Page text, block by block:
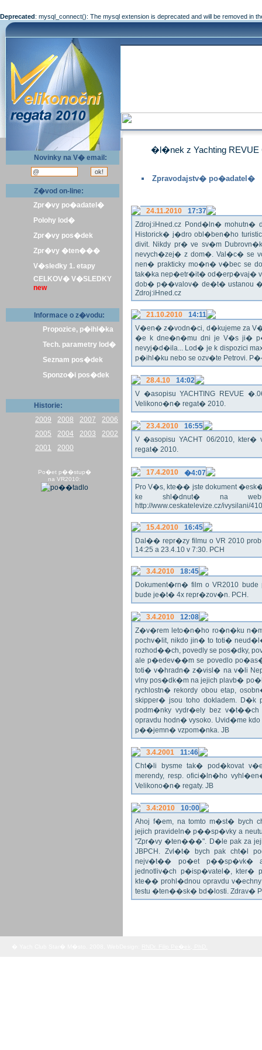
Deprecated: mysql_connect(): The mysql extension is deprecated and will be removed in
Novinky na V� email:
Z�vod on-line:
Zpr�vy po�adatel�
Polohy lod�
Zpr�vy pos�dek
Zpr�vy �ten���
V�sledky 1. etapy
CELKOV� V�SLEDKY
new
Informace o z�vodu:
Propozice, p�ihl�ka
Tech. parametry lod�
Seznam pos�dek
Sponzo�i pos�dek
Historie:
2009
2008 2007
2006
2005
2004 2003
2002
2001
2000
Po�et p��stup�
na VR2010:
�l�nek z Yachting REVUE
Zpravodajstv� po�adatel�
24.11.2010
17:37
Zdroj:iHned.cz Pond�ln�
Historick� j�dro obl�ben�ho
divit. Nikdy pr� ve sv�m
nevych�zej� z dom�. Val�c� se
nen� prakticky mo�n� v�bec se
tak�ka nep�etr�it� od�erp�vaj�
dob� p��valov� de�t� ustanou
Zdroj:iHned.cz
21.10.2010
14:11
V�en� z�vodn�ci, d�kujeme za V�
�e k dne�n�mu dni je V�s ji�
nevyj�d�ila... Lod� je k dispozici
p�ihl�ku nebo se ozv�te Petrovi.
28.4.10
14:02
V �asopisu YACHTING REVUE
Velikono�n� regat� 2010.
23.4.2010
16:55
V �asopisu YACHT 06/2010,
regat� 2010.
17.4.2010
�4:07
Pro V�s, kte�� jste dokument
ke shl�dnut� na
http://www.ceskatelevize.cz/ivysilani/
15.4.2010
16:45
Dal�� repr�zy filmu o VR 2010
14:25 a 23.4.10 v 7:30. PCH
3.4.2010
18:45
Dokument�rn� film o VR2010
bude je�t� 4x repr�zov�n. PCH.
3.4.2010
12:08
Z�v�rem leto�n�ho ro�n�ku
pochv�lit, nikdo jin� to toti�
rozhod��ch, povedly se pos�dky,
ale p�edev��m se povedlo
toti� v�hradn� z�visl� na v�li
vlny pos�dk�m na jejich plavb�
rychlostn� rekordy obou etap,
skipper� jsou toho dokladem.
podm�nky vydr�ely bez v�t��ch
opravdu hodn� vysoko. Uvid�me
p��jemn� vzpom�nka. JB
3.4.2001
11:46
Cht�li bysme tak� pod�kovat
merendy, resp. ofici�ln�ho
Velikono�n� regaty. JB
3.4:2010
10:00
Ahoj f�em, na tomto m�st� bych
jejich pravideln� p��sp�vky a
"Zpr�vy �ten���". D�le pak za
JBPCH. Zvl�t� bych pak cht�l
nejv�t�� po�et p��sp�vk�
jednotliv�ch p�isp�vatel�, kter�
kte�� prohl�dnou opravdu
testu �ten��sk� bd�losti. Zdrav�